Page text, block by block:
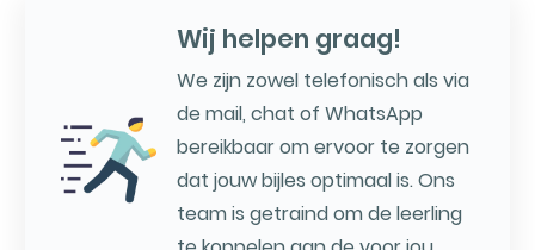
Wij helpen graag!
We zijn zowel telefonisch als via
de mail, chat of WhatsApp
bereikbaar om ervoor te zorgen
dat jouw bijles optimaal is. Ons
team is getraind om de leerling